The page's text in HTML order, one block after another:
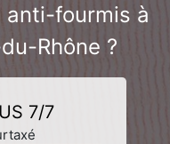
anti-fourmis à
Rhône ?
7/7